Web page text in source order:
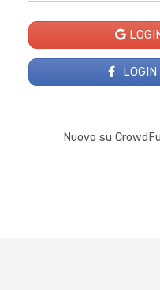
LOGIN
Nuovo su